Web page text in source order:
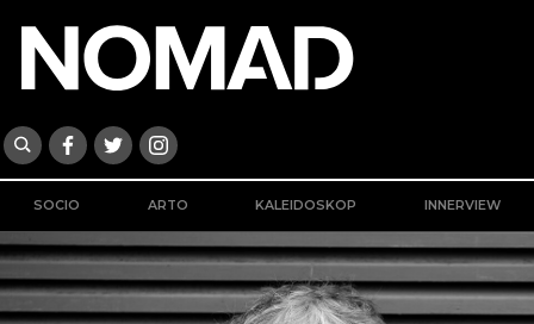
SOCIO ARTO KALEIDOSKOP INNERVIEW